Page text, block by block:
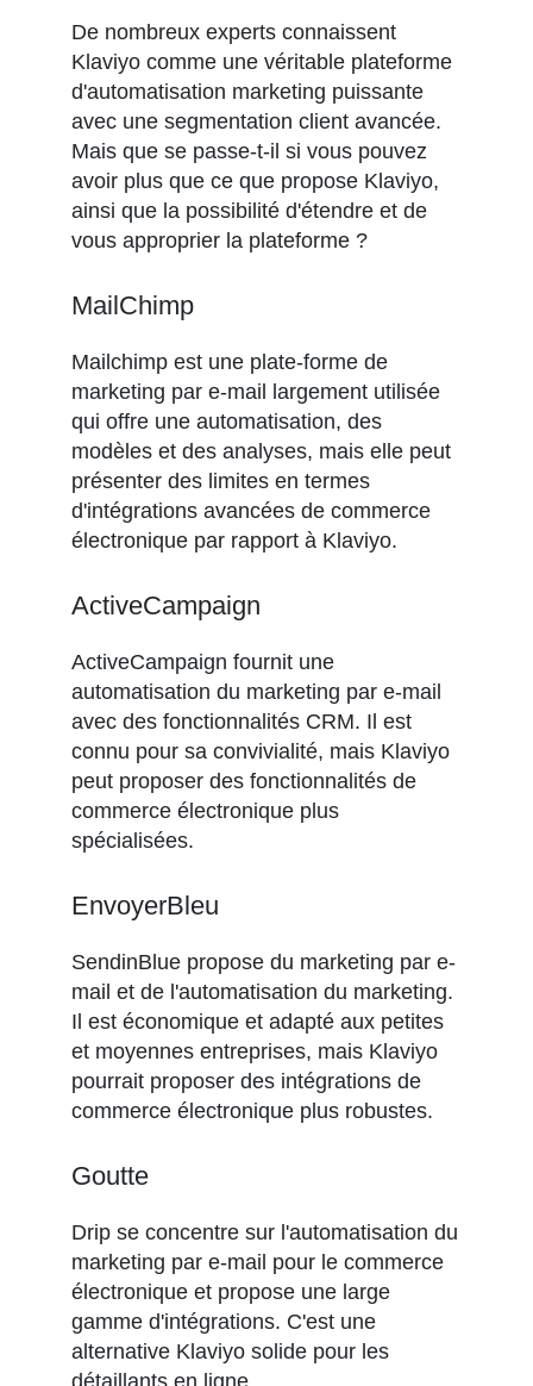
De nombreux experts connaissent
Klaviyo comme une véritable plateforme
d'automatisation marketing puissante
avec une segmentation client avancée.
Mais que se passe-t-il si vous pouvez
avoir plus que ce que propose Klaviyo,
ainsi que la possibilité d'étendre et de
vous approprier la plateforme ?
MailChimp
Mailchimp est une plate-forme de
marketing par e-mail largement utilisée
qui offre une automatisation, des
modèles et des analyses, mais elle peut
présenter des limites en termes
d'intégrations avancées de commerce
électronique par rapport à Klaviyo.
ActiveCampaign
ActiveCampaign fournit une
automatisation du marketing par e-mail
avec des fonctionnalités CRM. Il est
connu pour sa convivialité, mais Klaviyo
peut proposer des fonctionnalités de
commerce électronique plus
spécialisées.
EnvoyerBleu
SendinBlue propose du marketing par e-
mail et de l'automatisation du marketing.
Il est économique et adapté aux petites
et moyennes entreprises, mais Klaviyo
pourrait proposer des intégrations de
commerce électronique plus robustes.
Goutte
Drip se concentre sur l'automatisation du
marketing par e-mail pour le commerce
électronique et propose une large
gamme d'intégrations. C'est une
alternative Klaviyo solide pour les
détaillants en ligne.